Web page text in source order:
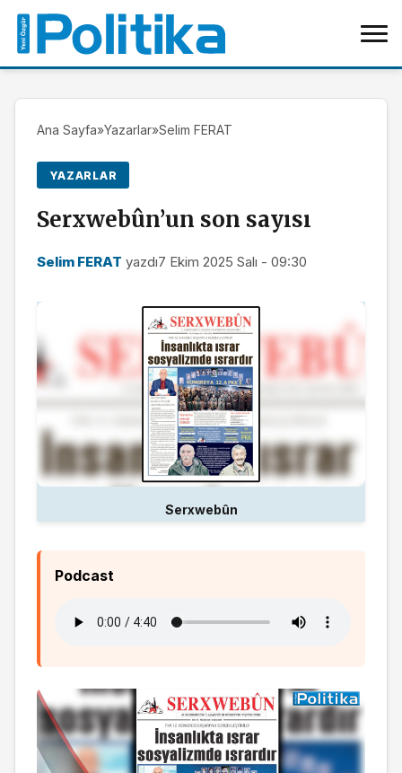
Ana Sayfa»Yazarlar»Selim FERAT
YAZARLAR
Serxwebûn’un son sayısı
Selim FERAT yazdı7 Ekim 2025 Salı - 09:30
Serxwebûn
Podcast